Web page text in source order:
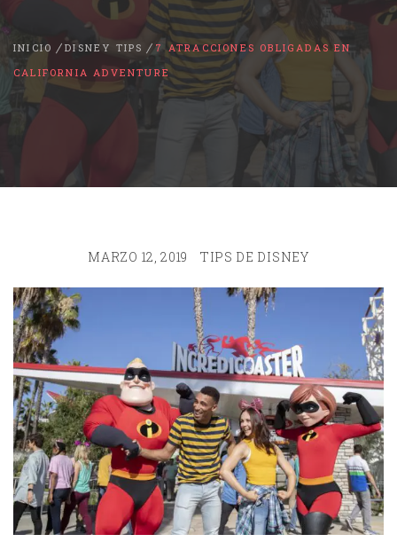
INICIO DISNEY TIPS
7 ATRACCIONES OBLIGADAS EN
CALIFORNIA ADVENTURE
MARZO 12, 2019 TIPS DE DISNEY